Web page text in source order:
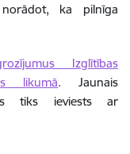
norādot, ka pilnīga
Izglītības
likumā. Jaunais
tiks ieviests ar